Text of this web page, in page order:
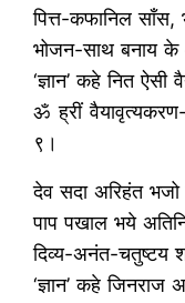
पित्त-कफानिल
भोजन-साथ बनाय के
‘ज्ञान’ कहे नित
ॐ ह्रीं वैयावृत्यकरण-
९।
देव सदा अरिहंत भजो
पाप पखाल भये
दिव्य-अनंत-चतुष्टय
‘ज्ञान’ कहे जिनराज